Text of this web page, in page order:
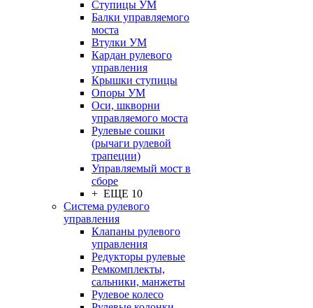
Ступицы УМ
Балки управляемого
моста
Втулки УМ
Кардан рулевого
управления
Крышки ступицы
Опоры УМ
Оси, шкворни
управляемого моста
Рулевые сошки
(рычаги рулевой
трапеции)
Управляемый мост в
сборе
+ ЕЩЕ 10
Система рулевого
управления
Клапаны рулевого
управления
Редукторы рулевые
Ремкомплекты,
сальники, манжеты
Рулевое колесо